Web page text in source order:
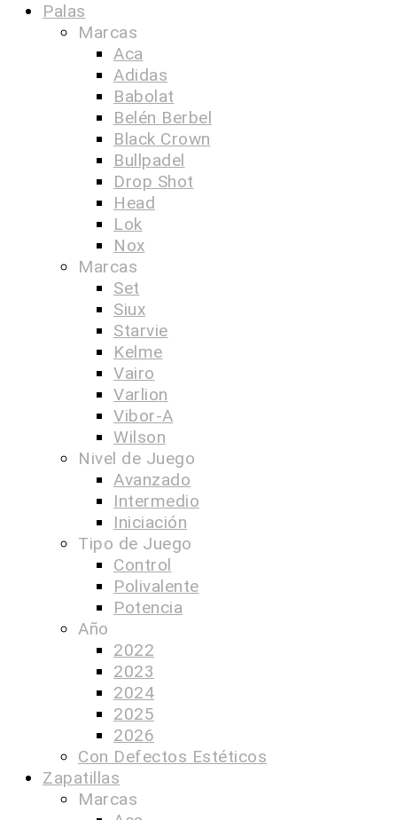
Palas
Marcas
Aca
Adidas
Babolat
Belén Berbel
Black Crown
Bullpadel
Drop Shot
Head
Lok
Nox
Marcas
Set
Siux
Starvie
Kelme
Vairo
Varlion
Vibor-A
Wilson
Nivel de Juego
Avanzado
Intermedio
Iniciación
Tipo de Juego
Control
Polivalente
Potencia
Año
2022
2023
2024
2025
2026
Con Defectos Estéticos
Zapatillas
Marcas